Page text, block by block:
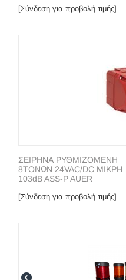
[Σύνδεση για προβολή τιμής]
ΣΕΙΡΗΝΑ ΡΥΘΜΙΖΟΜΕΝΗ
8ΤΟΝΩΝ 24VAC/DC ΜΙΚΡΗ
103dB ASS-P AUER
[Σύνδεση για προβολή τιμής]